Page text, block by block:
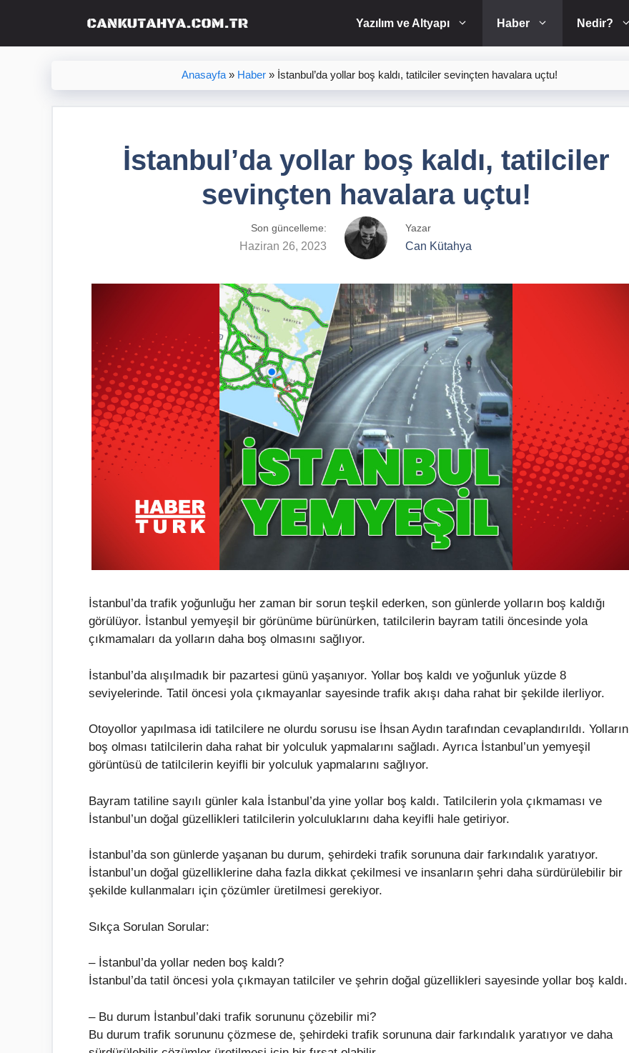
Yazılım ve Altyapı Haber Nedir?
Anasayfa » Haber » İstanbul’da yollar boş kaldı, tatilciler sevinçten havalara uçtu!
İstanbul’da yollar boş kaldı, tatilciler
sevinçten havalara uçtu!
Son güncelleme:
Haziran 26, 2023
Yazar
Can Kütahya
İstanbul’da trafik yoğunluğu her zaman bir sorun teşkil ederken, son günlerde yolların boş kaldığı
görülüyor. İstanbul yemyeşil bir görünüme bürünürken, tatilcilerin bayram tatili öncesinde yola
çıkmamaları da yolların daha boş olmasını sağlıyor.
İstanbul’da alışılmadık bir pazartesi günü yaşanıyor. Yollar boş kaldı ve yoğunluk yüzde 8
seviyelerinde. Tatil öncesi yola çıkmayanlar sayesinde trafik akışı daha rahat bir şekilde ilerliyor.
Otoyollor yapılmasa idi tatilcilere ne olurdu sorusu ise İhsan Aydın tarafından cevaplandırıldı. Yolların
boş olması tatilcilerin daha rahat bir yolculuk yapmalarını sağladı. Ayrıca İstanbul’un yemyeşil
görüntüsü de tatilcilerin keyifli bir yolculuk yapmalarını sağlıyor.
Bayram tatiline sayılı günler kala İstanbul’da yine yollar boş kaldı. Tatilcilerin yola çıkmaması ve
İstanbul’un doğal güzellikleri tatilcilerin yolculuklarını daha keyifli hale getiriyor.
İstanbul’da son günlerde yaşanan bu durum, şehirdeki trafik sorununa dair farkındalık yaratıyor.
İstanbul’un doğal güzelliklerine daha fazla dikkat çekilmesi ve insanların şehri daha sürdürülebilir bir
şekilde kullanmaları için çözümler üretilmesi gerekiyor.
Sıkça Sorulan Sorular:
– İstanbul’da yollar neden boş kaldı?
İstanbul’da tatil öncesi yola çıkmayan tatilciler ve şehrin doğal güzellikleri sayesinde yollar boş kaldı.
– Bu durum İstanbul’daki trafik sorununu çözebilir mi?
Bu durum trafik sorununu çözmese de, şehirdeki trafik sorununa dair farkındalık yaratıyor ve daha